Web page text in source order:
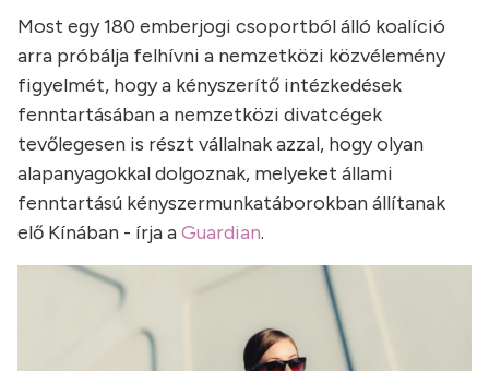
Most egy 180 emberjogi csoportból álló koalíció
arra próbálja felhívni a nemzetközi közvélemény
figyelmét, hogy a kényszerítő intézkedések
fenntartásában a nemzetközi divatcégek
tevőlegesen is részt vállalnak azzal, hogy olyan
alapanyagokkal dolgoznak, melyeket állami
fenntartású kényszermunkatáborokban állítanak
elő Kínában - írja aGuardian.